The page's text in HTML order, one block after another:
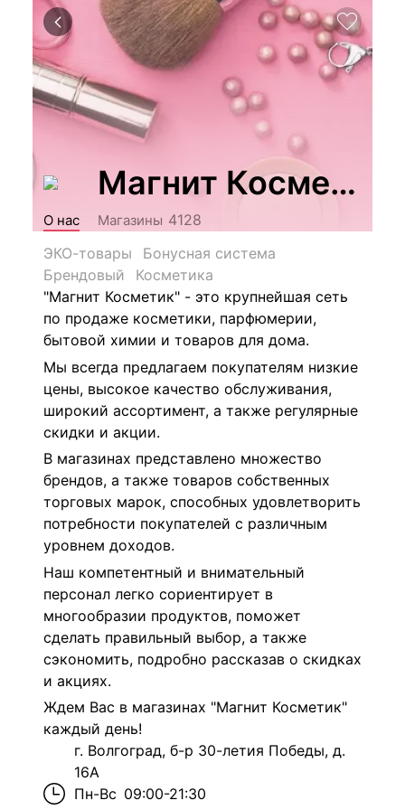
Магнит Косметик
О нас Магазины 4128
ЭКО-товары
Бонусная система
Брендовый
Косметика
"Магнит Косметик" - это крупнейшая сеть
по продаже косметики, парфюмерии,
бытовой химии и товаров для дома.
Мы всегда предлагаем покупателям низкие
цены, высокое качество обслуживания,
широкий ассортимент, а также регулярные
скидки и акции.
В магазинах представлено множество
брендов, а также товаров собственных
торговых марок, способных удовлетворить
потребности покупателей с различным
уровнем доходов.
Наш компетентный и внимательный
персонал легко сориентирует в
многообразии продуктов, поможет
сделать правильный выбор, а также
сэкономить, подробно рассказав о скидках
и акциях.
Ждем Вас в магазинах "Магнит Косметик"
каждый день!
г. Волгоград, б-р 30-летия Победы, д.
16А
Пн-Вс 09:00-21:30